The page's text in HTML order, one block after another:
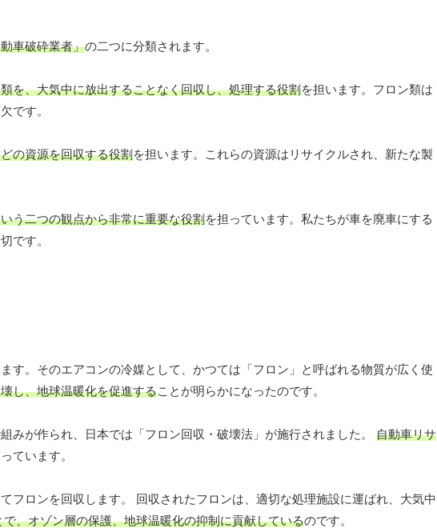
車破砕業者」の二つに分類されます。
を、大気中に放出することなく回収し、処理する役割を担います。フロン類は
です。
の資源を回収する役割を担います。これらの資源はリサイクルされ、新たな製
う二つの観点から非常に重要な役割を担っています。私たちが車を廃車にする
です。
す。そのエアコンの冷媒として、かつては「フロン」と呼ばれる物質が広く使
し、地球温暖化を促進することが明らかになったのです。
みが作られ、日本では「フロン回収・破壊法」が施行されました。 自動車リサ
ています。
フロンを回収します。 回収されたフロンは、適切な処理施設に運ばれ、大気中
、オゾン層の保護、地球温暖化の抑制に貢献しているのです。